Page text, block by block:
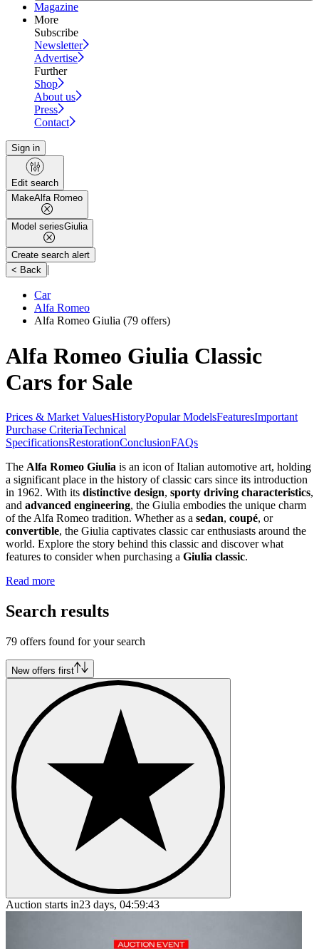
Magazine
More
Subscribe
Newsletter
Advertise
Further
Shop
About us
Press
Contact
Sign in
Edit search
MakeAlfa Romeo
Model seriesGiulia
Create search alert
< Back |
Car
Alfa Romeo
Alfa Romeo Giulia (79 offers)
Alfa Romeo Giulia Classic
Cars for Sale
Prices & Market ValuesHistoryPopular ModelsFeaturesImportant
Purchase CriteriaTechnical
SpecificationsRestorationConclusionFAQs
The Alfa Romeo Giulia is an icon of Italian automotive art, holding
a significant place in the history of classic cars since its introduction
in 1962. With its distinctive design, sporty driving characteristics,
and advanced engineering, the Giulia embodies the unique charm
of the Alfa Romeo tradition. Whether as a sedan, coupé, or
convertible, the Giulia captivates classic car enthusiasts around the
world. Explore the story behind this classic and discover what
features to consider when purchasing a Giulia classic.
Read more
Search results
79 offers found for your search
New offers first
Auction starts in23 days, 04:59:43